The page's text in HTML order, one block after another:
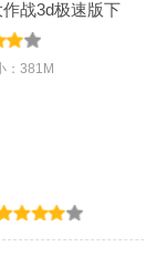
战3d极速版下
版20
：381M